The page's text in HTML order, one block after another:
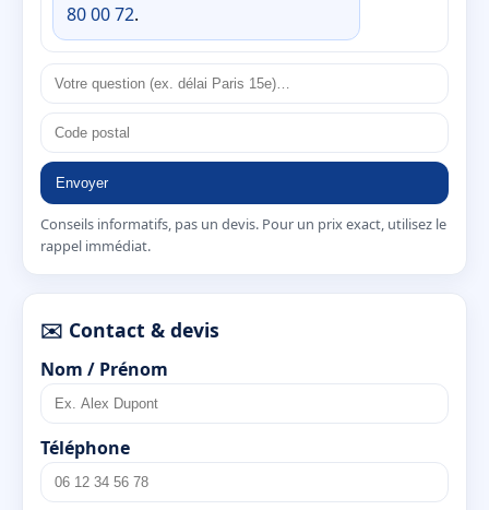
80 00 72.
Envoyer
Conseils informatifs, pas un devis. Pour un prix exact, utilisez le
rappel immédiat.
✉️ Contact & devis
Nom / Prénom
Téléphone